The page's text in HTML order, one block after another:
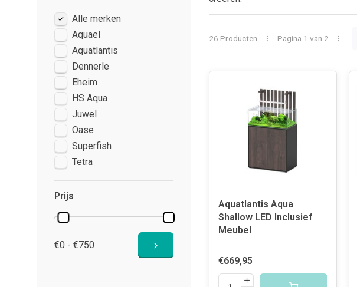
Alle merken
Aquael
Aquatlantis
Dennerle
Eheim
HS Aqua
Juwel
Oase
Superfish
Tetra
Prijs
€0 - €750
26 Producten Pagina 1 van 2
Aquatlantis Aqua
Shallow LED Inclusief
Meubel
€669,95